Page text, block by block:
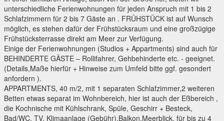
unterschiedliche Ferienwohnungen für jeden Anspruch mit 1 bis 2
Schlafzimmern für 2 bis 7 Gäste an . FRÜHSTÜCK ist auf Wunsch
möglich, es stehen dafür der Frühstücksraum und eine großzügige
Frühstücksterrasse direkt am Meer zur Verfügung.
Einige der Ferienwohnungen (Studios + Appartments) sind auch für
BEHINDERTE GÄSTE – Rollifahrer, Gehbehinderte etc. - geeignet.
(Details,Maße hierfür + Hinweise zum Umfeld bitte ggf. gesondert
anfordern ).
APPARTMENTS, 40 m/2, mit 1 separaten Schlafzimmer,2 weiteren
Betten etwas separat im Wohnbereich, hier ist auch der Eßbereich ,
die Kochnische mit Kühlschrank, Spüle, Geschirr + Besteck,
Bad/WC, TV, Klimaanlage (Gebühr),Balkon,Meerblick, für bis zu 4